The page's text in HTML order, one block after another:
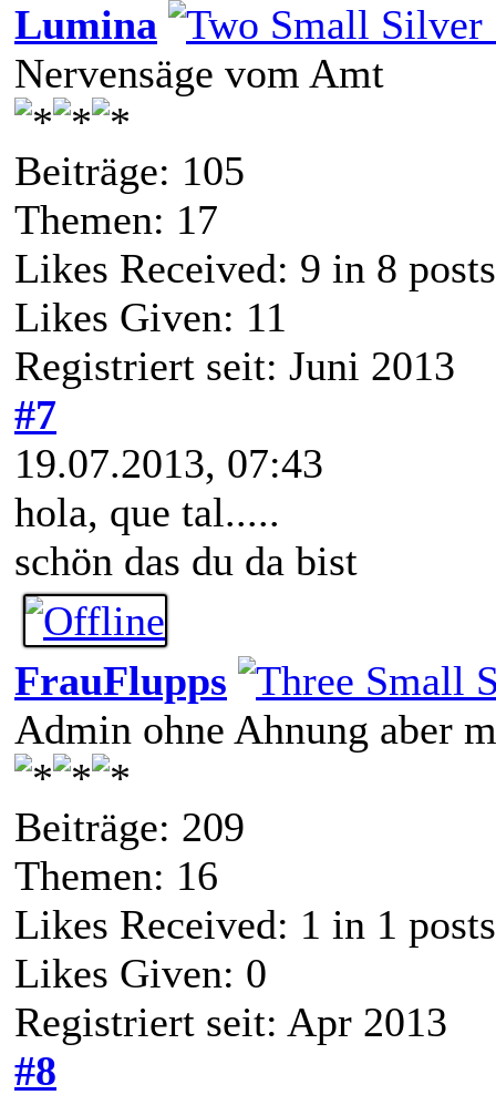
Lumina
Nervensäge vom Amt
Beiträge: 105
Themen: 17
Likes Received: 9 in 8 posts
Likes Given: 11
Registriert seit: Juni 2013
#7
19.07.2013, 07:43
hola, que tal.....
schön das du da bist
FrauFlupps
Admin ohne Ahnung aber
Beiträge: 209
Themen: 16
Likes Received: 1 in 1 posts
Likes Given: 0
Registriert seit: Apr 2013
#8